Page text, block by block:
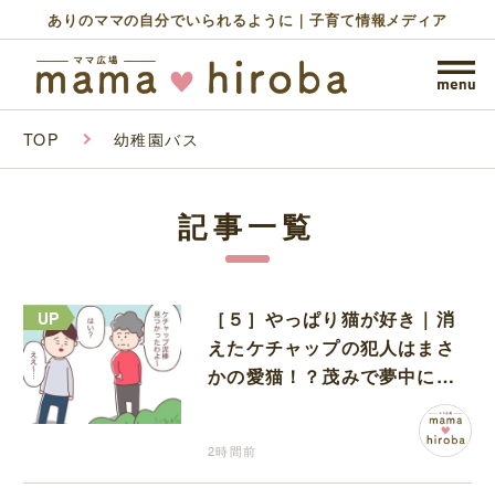
ありのママの自分でいられるように｜子育て情報メディア
TOP 幼稚園バス
記事一覧
［５］やっぱり猫が好き｜消
えたケチャップの犯人はまさ
かの愛猫！？茂みで夢中にな
2時間前